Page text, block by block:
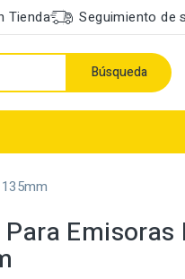
Tienda Seguimiento de
Búsqueda